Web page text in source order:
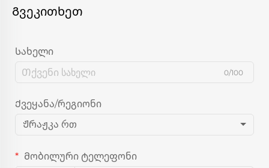
Გვეკითხეთ
Სახელი
0/100
Ქვეყანა/რეგიონი
Ჟრაჟკა რთ
Მობილური ტელეფონი